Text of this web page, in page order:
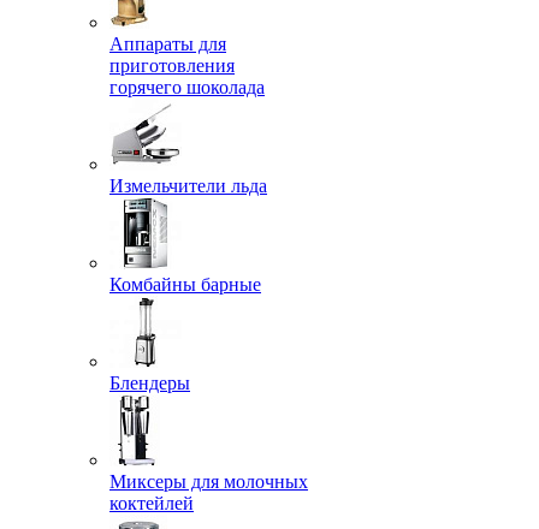
Аппараты для
приготовления
горячего шоколада
Измельчители льда
Комбайны барные
Блендеры
Миксеры для молочных
коктейлей